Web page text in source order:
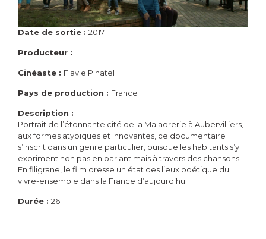
Date de sortie : 2017
Producteur :
Cinéaste : Flavie Pinatel
Pays de production : France
Description :
Portrait de l’étonnante cité de la Maladrerie à Aubervilliers,
aux formes atypiques et innovantes, ce documentaire
s’inscrit dans un genre particulier, puisque les habitants s’y
expriment non pas en parlant mais à travers des chansons.
En filigrane, le film dresse un état des lieux poétique du
vivre-ensemble dans la France d’aujourd’hui.
Durée : 26'